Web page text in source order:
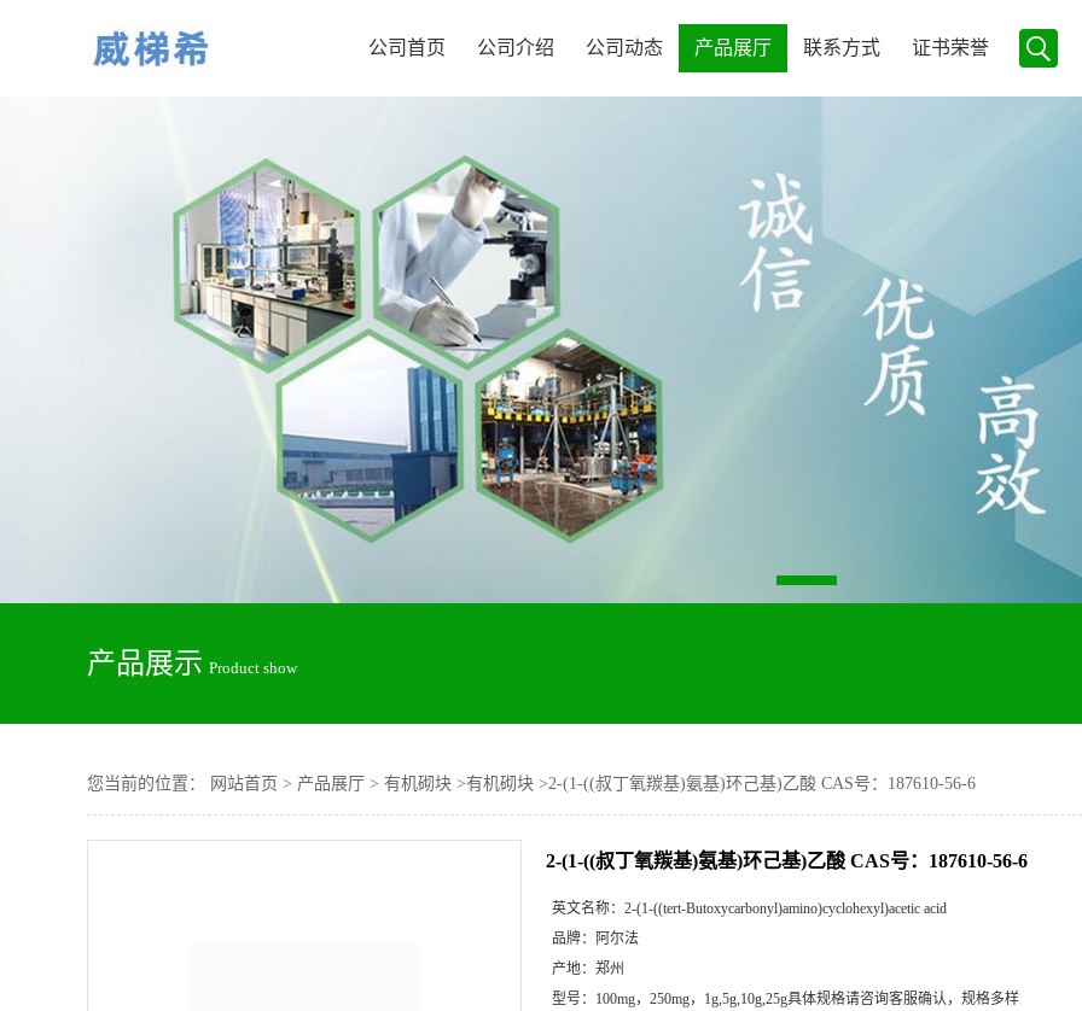
公司首页 公司介绍 公司动态 产品展厅 联系方式 证书荣誉
产品展示 Product show
您当前的位置： 网站首页 > 产品展厅 > 有机砌块 >有机砌块 >2-(1-((叔丁氧羰基)氨基)环己基)乙酸 CAS号：187610-56-6
2-(1-((叔丁氧羰基)氨基)环己基)乙酸 CAS号：187610-56-6
英文名称： 2-(1-((tert-Butoxycarbonyl)amino)cyclohexyl)acetic acid
品牌：
阿尔法
产地： 郑州
型号： 100mg，250mg，1g,5g,10g,25g具体规格请咨询客服确认，规格多样